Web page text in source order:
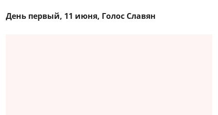
День первый, 11 июня, Голос Славян